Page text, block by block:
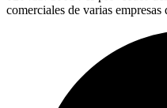
comerciales de varias